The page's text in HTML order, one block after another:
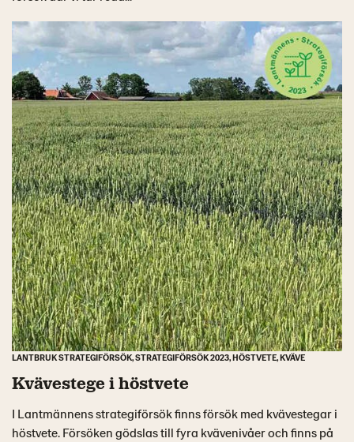
LANTBRUK STRATEGIFÖRSÖK, STRATEGIFÖRSÖK 2023, HÖSTVETE, KVÄVE
Kvävestege i höstvete
I Lantmännens strategiförsök finns försök med kvävestegar i
höstvete. Försöken gödslas till fyra kvävenivåer och finns på